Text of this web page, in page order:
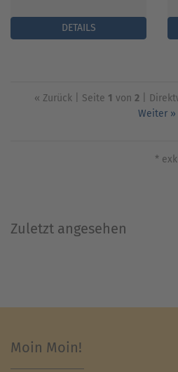
DETAILS
« Zurück| Seite 1 von 2|
Weiter »
*
Zuletzt angesehen
Moin Moin!